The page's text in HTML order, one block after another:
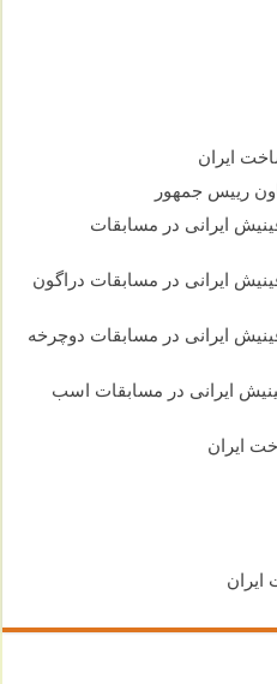
ایران
رییس جمهور
ایرانی در مسابقات
ایرانی در مسابقات دراگون
ایرانی در مسابقات دوچرخه
ایرانی در مسابقات اسب
ایران